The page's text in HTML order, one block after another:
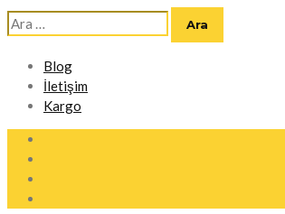
Arama:
Blog
İletişim
Kargo